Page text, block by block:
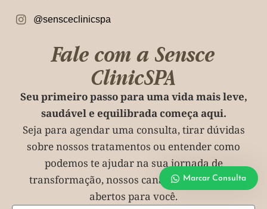
@sensceclinicspa
Fale com a Sensce
ClinicSPA
Seu primeiro passo para uma vida mais leve,
saudável e equilibrada começa aqui.
Seja para agendar uma consulta, tirar dúvidas
sobre nossos tratamentos ou entender como
podemos te ajudar na sua jornada de
transformação, nossos canais estão sempre
abertos para você.
Marcar Consulta